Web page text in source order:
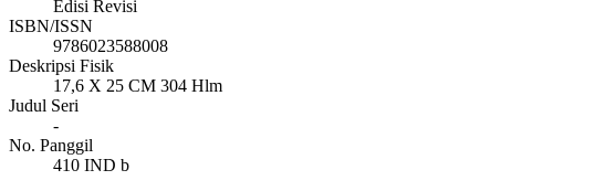
Edisi Revisi
ISBN/ISSN
9786023588008
Deskripsi Fisik
17,6 X 25 CM 304 Hlm
Judul Seri
-
No. Panggil
410 IND b